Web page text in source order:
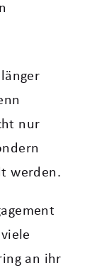
nur
werden.
an ihr